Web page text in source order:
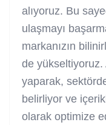
alıyoruz. Bu
ulaşmayı
markanızın
de yükseltiyoruz.
yaparak,
belirliyor ve
olarak optimize